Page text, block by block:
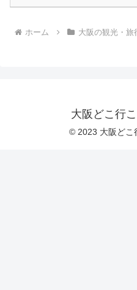
ホーム 大阪の観光・旅
大阪どこ行
© 2023 大阪どこ